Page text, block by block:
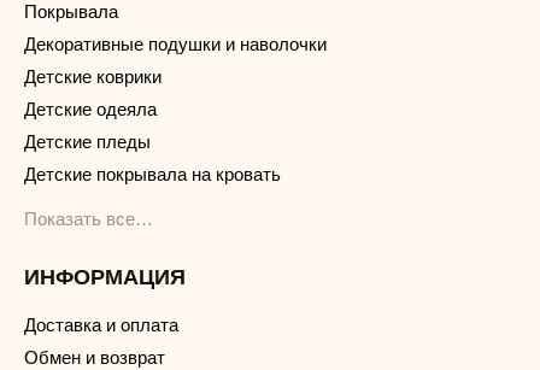
Покрывала
Декоративные подушки и наволочки
Детские коврики
Детские одеяла
Детские пледы
Детские покрывала на кровать
Показать все…
ИНФОРМАЦИЯ
Доставка и оплата
Обмен и возврат